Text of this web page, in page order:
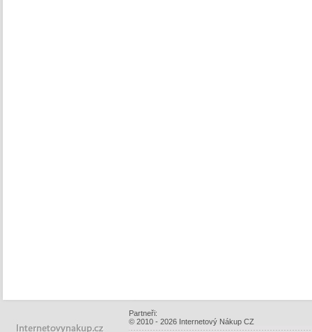
Partneři:
© 2010 - 2026 Internetový Nákup CZ